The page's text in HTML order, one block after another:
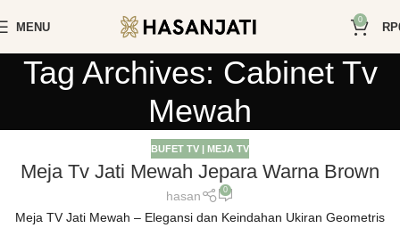
MENU
0
RP
Tag Archives: Cabinet Tv
Mewah
BUFET TV | MEJA TV
Meja Tv Jati Mewah Jepara Warna Brown
hasan 0
Meja TV Jati Mewah – Elegansi dan Keindahan Ukiran Geometris